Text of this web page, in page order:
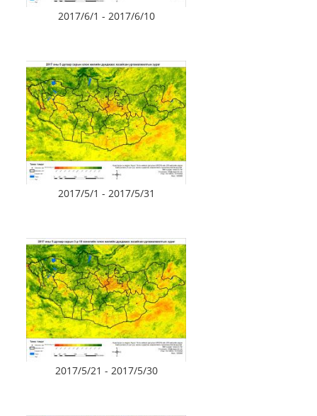
2017/6/1 - 2017/6/10
2017/5/1 - 2017/5/31
2017/5/21 - 2017/5/30